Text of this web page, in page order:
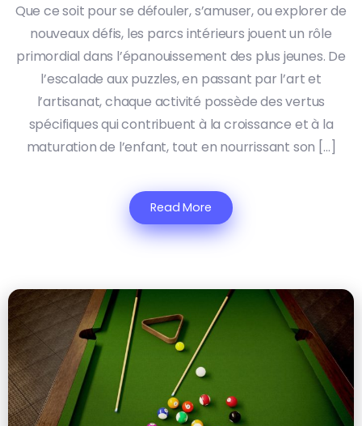
Que ce soit pour se défouler, s’amuser, ou explorer de
nouveaux défis, les parcs intérieurs jouent un rôle
primordial dans l’épanouissement des plus jeunes. De
l’escalade aux puzzles, en passant par l’art et
l’artisanat, chaque activité possède des vertus
spécifiques qui contribuent à la croissance et à la
maturation de l’enfant, tout en nourrissant son […]
Read More